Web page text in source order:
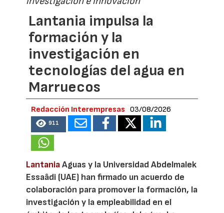
Lantania impulsa la
formación y la
investigación en
tecnologías del agua en
Marruecos
Redacción Interempresas 03/08/2026
911
LantaniaAguas y la Universidad Abdelmalek
Essaâdi (UAE) han firmado un acuerdo de
colaboración para promover la formación, la
investigación y la empleabilidad en el